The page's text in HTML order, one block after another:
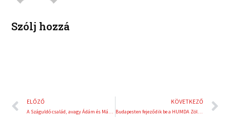
n
Szólj hozzá
Előző
ELŐZŐ
A Száguldó család, avagy Ádám és Mátyás a gokartsportban
KÖVETKEZŐ
Budapesten fejeződik be a HUMDA Zöld Életre Valók roadshow